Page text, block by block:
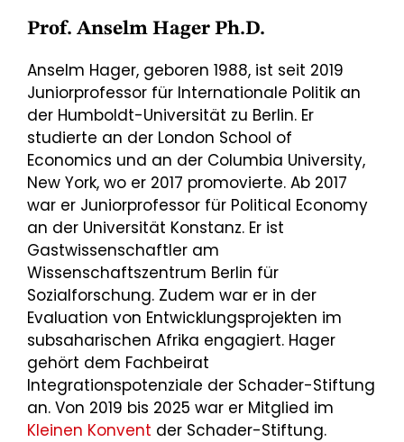
Prof. Anselm Hager Ph.D.
Anselm Hager, geboren 1988, ist seit 2019
Juniorprofessor für Internationale Politik an
der Humboldt-Universität zu Berlin. Er
studierte an der London School of
Economics und an der Columbia University,
New York, wo er 2017 promovierte. Ab 2017
war er Juniorprofessor für Political Economy
an der Universität Konstanz. Er ist
Gastwissenschaftler am
Wissenschaftszentrum Berlin für
Sozialforschung. Zudem war er in der
Evaluation von Entwicklungsprojekten im
subsaharischen Afrika engagiert. Hager
gehört dem Fachbeirat
Integrationspotenziale der Schader-Stiftung
an. Von 2019 bis 2025 war er Mitglied im
Kleinen Konvent der Schader-Stiftung.